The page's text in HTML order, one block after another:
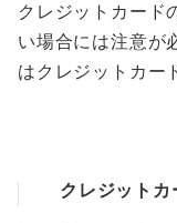
クレジットカード
い場合には注意が
はクレジットカー
クレジットカ